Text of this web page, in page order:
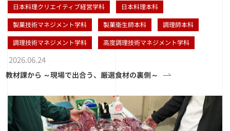
日本料理クリエイティブ経営学科 日本料理本科
製菓技術マネジメント学科 製菓衛生師本科 調理師本科
調理技術マネジメント学科 高度調理技術マネジメント学科
2026.06.24
教材課から ～現場で出合う、厳選食材の裏側～